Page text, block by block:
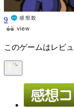
9
このゲームはレビ